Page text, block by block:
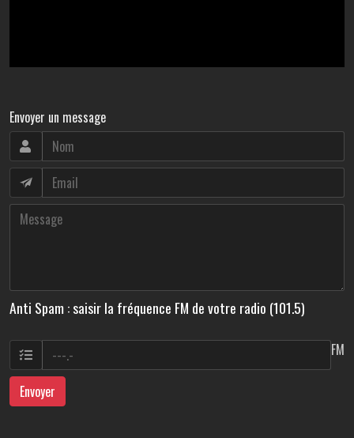
Envoyer un message
Anti Spam : saisir la fréquence FM de votre radio (101.5)
FM
Envoyer